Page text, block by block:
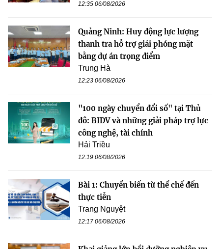
12:35 06/08/2026
Quảng Ninh: Huy động lực lượng
thanh tra hỗ trợ giải phóng mặt
bằng dự án trọng điểm
Trung Hà
12:23 06/08/2026
"100 ngày chuyển đổi số" tại Thủ
đô: BIDV và những giải pháp trợ lực
công nghệ, tài chính
Hải Triều
12:19 06/08/2026
Bài 1: Chuyển biến từ thể chế đến
thực tiễn
Trang Nguyệt
12:17 06/08/2026